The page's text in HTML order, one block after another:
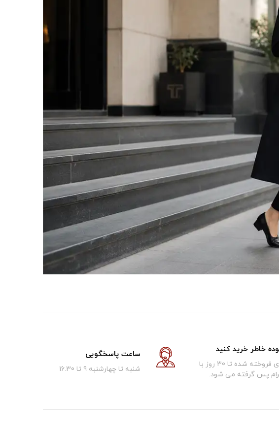
خاطر خرید کنید
کالای فروخته شده تا 30 روز با
پس گرفته می شود.
ساعت پاسخگویی
شنبه تا چهارشنبه 9 تا 16.30